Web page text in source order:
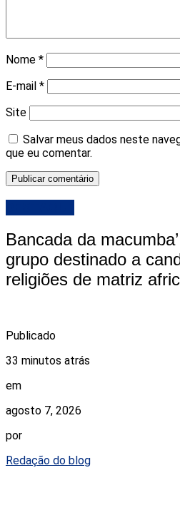
Nome *
E-mail *
Site
Salvar meus dados neste
que eu comentar.
Bancada da
grupo destinado a
religiões de matriz
Publicado
33 minutos atrás
em
agosto 7, 2026
por
Redação do blog